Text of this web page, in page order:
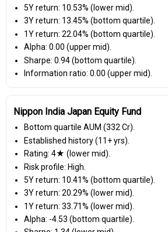
5Y return: 10.53% (lower mid).
3Y return: 13.45% (bottom quartile).
1Y return: 22.04% (bottom quartile).
Alpha: 0.00 (upper mid).
Sharpe: 0.94 (bottom quartile).
Information ratio: 0.00 (upper mid).
Nippon India Japan Equity Fund
Bottom quartile AUM (₹332 Cr).
Established history (11+ yrs).
Rating: 4★ (lower mid).
Risk profile: High.
5Y return: 10.41% (bottom quartile).
3Y return: 20.29% (lower mid).
1Y return: 33.71% (lower mid).
Alpha: -4.53 (bottom quartile).